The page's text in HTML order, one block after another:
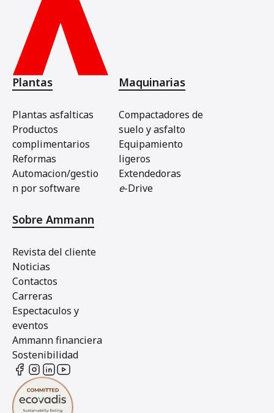
Plantas
Plantas asfalticas
Productos
complimentarios
Reformas
Automacion/gestio
n por software
Maquinarias
Compactadores de
suelo y asfalto
Equipamiento
ligeros
Extendedoras
e-Drive
Sobre Ammann
Revista del cliente
Noticias
Contactos
Carreras
Espectaculos y
eventos
Ammann financiera
Sostenibilidad